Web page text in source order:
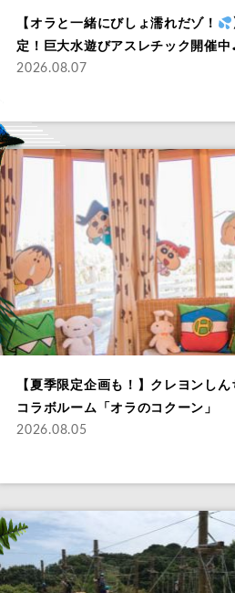
【オラと一緒にびしょ濡れだゾ！
定！巨大水遊びアスレチック開催中
2026.08.07
【夏季限定企画も！】クレヨンしん
コラボルーム「オラのコクーン」
2026.08.05